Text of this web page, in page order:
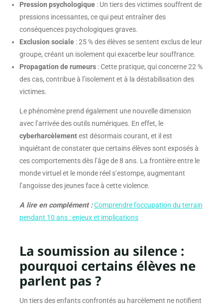
Pression psychologique: Un tiers des victimes souffrent de
pressions incessantes, ce qui peut entraîner des
conséquences psychologiques graves.
Exclusion sociale: 25 % des élèves se sentent exclus de leur
groupe, créant un isolement qui exacerbe leur souffrance.
Propagation de rumeurs: Cette pratique, qui concerne 22 %
des cas, contribue à l’isolement et à la déstabilisation des
victimes.
Le phénomène prend également une nouvelle dimension
avec l’arrivée des outils numériques. En effet, le
cyberharcèlementest désormais courant, et il est
inquiétant de constater que certains élèves sont exposés à
ces comportements dès l’âge de 8 ans. La frontière entre le
monde virtuel et le monde réel s’estompe, augmentant
l’angoisse des jeunes face à cette violence.
A lire en complément :Comprendre l'occupation du terrain
pendant 10 ans : enjeux et implications
La soumission au silence :
pourquoi certains élèves ne
parlent pas ?
Un tiers des enfants confrontés au harcèlement ne notifient